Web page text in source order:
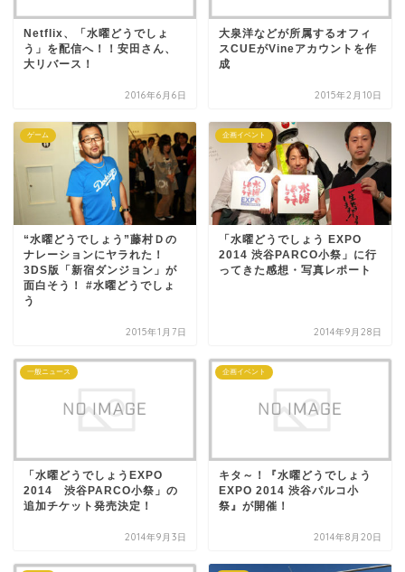
Netflix、「水曜どうでしょ
う」を配信へ！！安田さん、
大リバース！
2016年6月6日
大泉洋などが所属するオフィ
スCUEがVineアカウントを作
成
2015年2月10日
ゲーム
“水曜どうでしょう”藤村Ｄの
ナレーションにヤラれた！
3DS版「新宿ダンジョン」が
面白そう！ #水曜どうでしょ
う
2015年1月7日
企画イベント
「水曜どうでしょう EXPO
2014 渋谷PARCO小祭」に行
ってきた感想・写真レポート
2014年9月28日
一般ニュース
「水曜どうでしょうEXPO
2014 渋谷PARCO小祭」の
追加チケット発売決定！
2014年9月3日
企画イベント
キタ～！『水曜どうでしょう
EXPO 2014 渋谷パルコ小
祭』が開催！
2014年8月20日